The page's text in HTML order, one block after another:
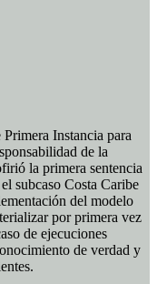
Instancia para
de la
la primera sentencia
subcaso Costa Caribe
del modelo
por primera vez
de ejecuciones
de verdad y